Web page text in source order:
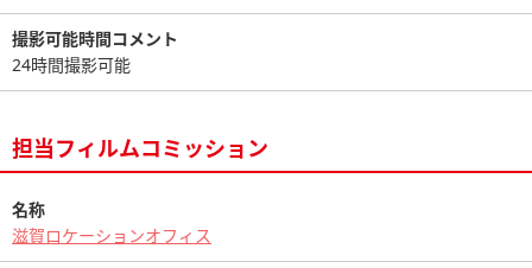
撮影可能時間コメント
24時間撮影可能
担当フィルムコミッション
名称
滋賀ロケーションオフィス